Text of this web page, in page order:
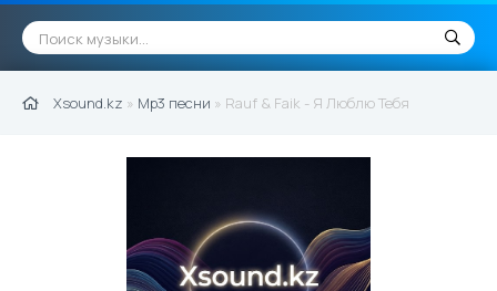
Xsound.kz » Mp3 песни » Rauf & Faik - Я Люблю Тебя